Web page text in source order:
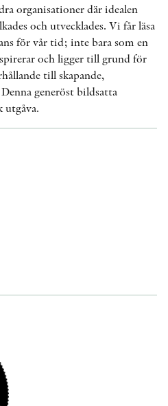
organisationer där idealen
och utvecklades. Vi får läsa
för vår tid; inte bara som en
och ligger till grund för
till skapande,
generöst bildsatta
utgåva.